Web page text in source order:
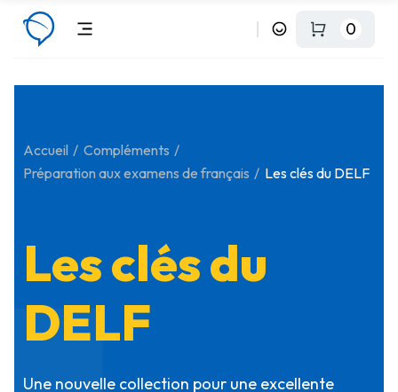
0
Accueil
Compléments
Préparation aux examens de français
Les clés du DELF
Les clés du
DELF
Une nouvelle collection pour une excellente